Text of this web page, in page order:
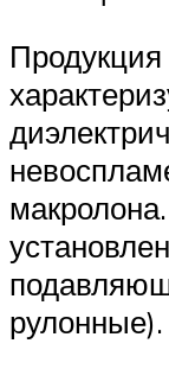
рулонные).